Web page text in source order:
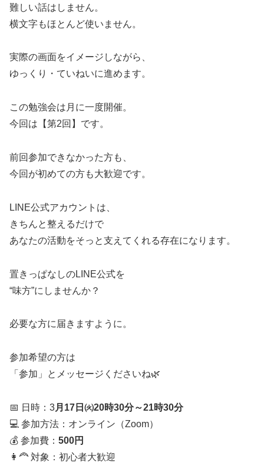
難しい話はしません。
横文字もほとんど使いません。
実際の画面をイメージしながら、
ゆっくり・ていねいに進めます。
この勉強会は月に一度開催。
今回は【第2回】です。
前回参加できなかった方も、
今回が初めての方も大歓迎です。
LINE公式アカウントは、
きちんと整えるだけで
あなたの活動をそっと支えてくれる存在になります。
置きっぱなしのLINE公式を
“味方”にしませんか？
必要な方に届きますように。
参加希望の方は
「参加」とメッセージくださいね🌿
📅 日時：3月17日㈫20時30分～21時30分
💻 参加方法：オンライン（Zoom）
💰 参加費： 500円
👩‍🦰 対象：初心者大歓迎